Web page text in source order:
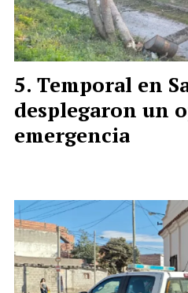
Temporal en
desplegaron un
emergencia